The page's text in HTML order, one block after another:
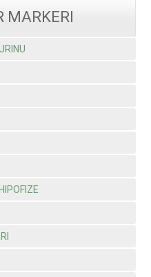
MARKERI